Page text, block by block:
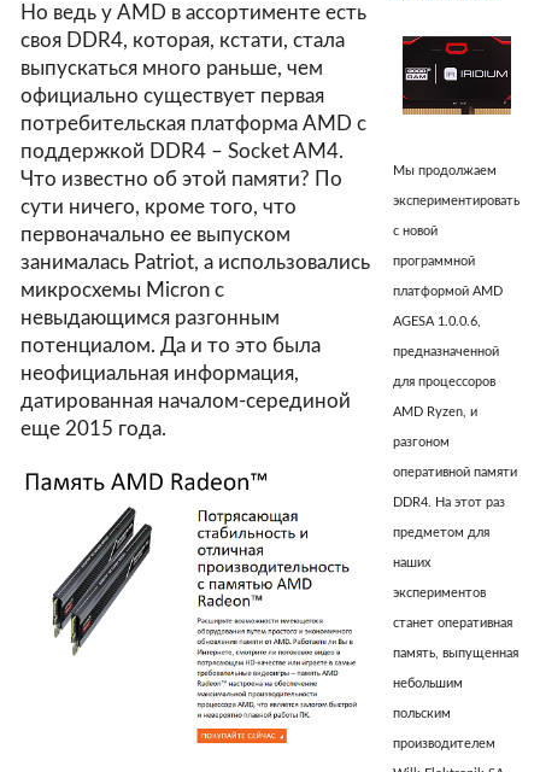
Но ведь у AMD в ассортименте есть
своя DDR4, которая, кстати, стала
выпускаться много раньше, чем
официально существует первая
потребительская платформа AMD с
поддержкой DDR4 – Socket AM4.
Что известно об этой памяти? По
сути ничего, кроме того, что
первоначально ее выпуском
занималась Patriot, а использовались
микросхемы Micron с
невыдающимся разгонным
потенциалом. Да и то это была
неофициальная информация,
датированная началом-серединой
еще 2015 года.
Мы продолжаем
экспериментировать
с новой
программной
платформой AMD
AGESA 1.0.0.6,
предназначенной
для процессоров
AMD Ryzen, и
разгоном
оперативной памяти
DDR4. На этот раз
предметом для
наших
экспериментов
станет оперативная
память, выпущенная
небольшим
польским
производителем